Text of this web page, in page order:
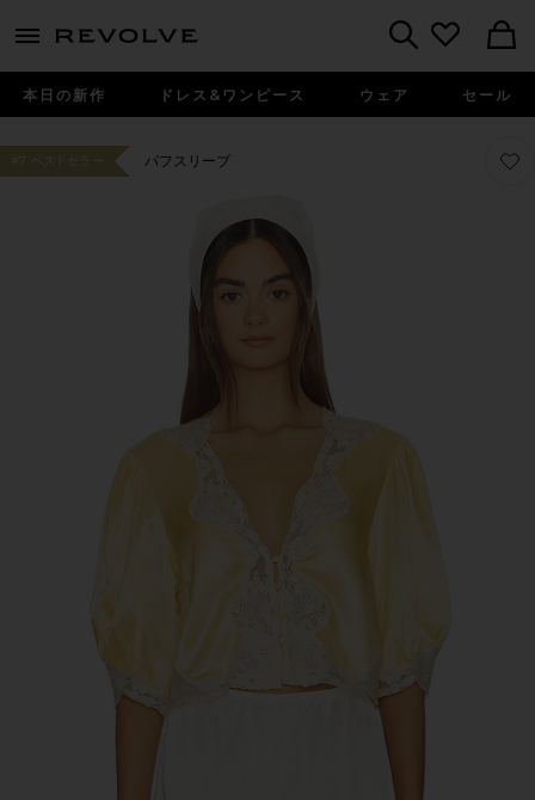
menu - shows more content
本日の新作 ドレス&ワンピース ウェア セール
#7 ベストセラー パフスリーブ お気
お気